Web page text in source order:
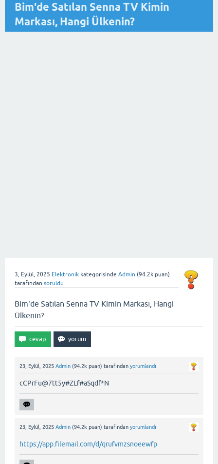
Bim'de Satılan Senna TV Kimin
Markası, Hangi Ülkenin?
3, Eylül, 2025 Elektronik kategorisinde Admin (94.2k puan)
tarafından soruldu
Bim'de Satılan Senna TV Kimin Markası, Hangi
Ülkenin?
23, Eylül, 2025 Admin (94.2k puan) tarafından yorumlandı
cCPrFu@7tt5y#ZLf#aSqdf*N
23, Eylül, 2025 Admin (94.2k puan) tarafından yorumlandı
https://app.filemail.com/d/qrufvmzsnoeewfp